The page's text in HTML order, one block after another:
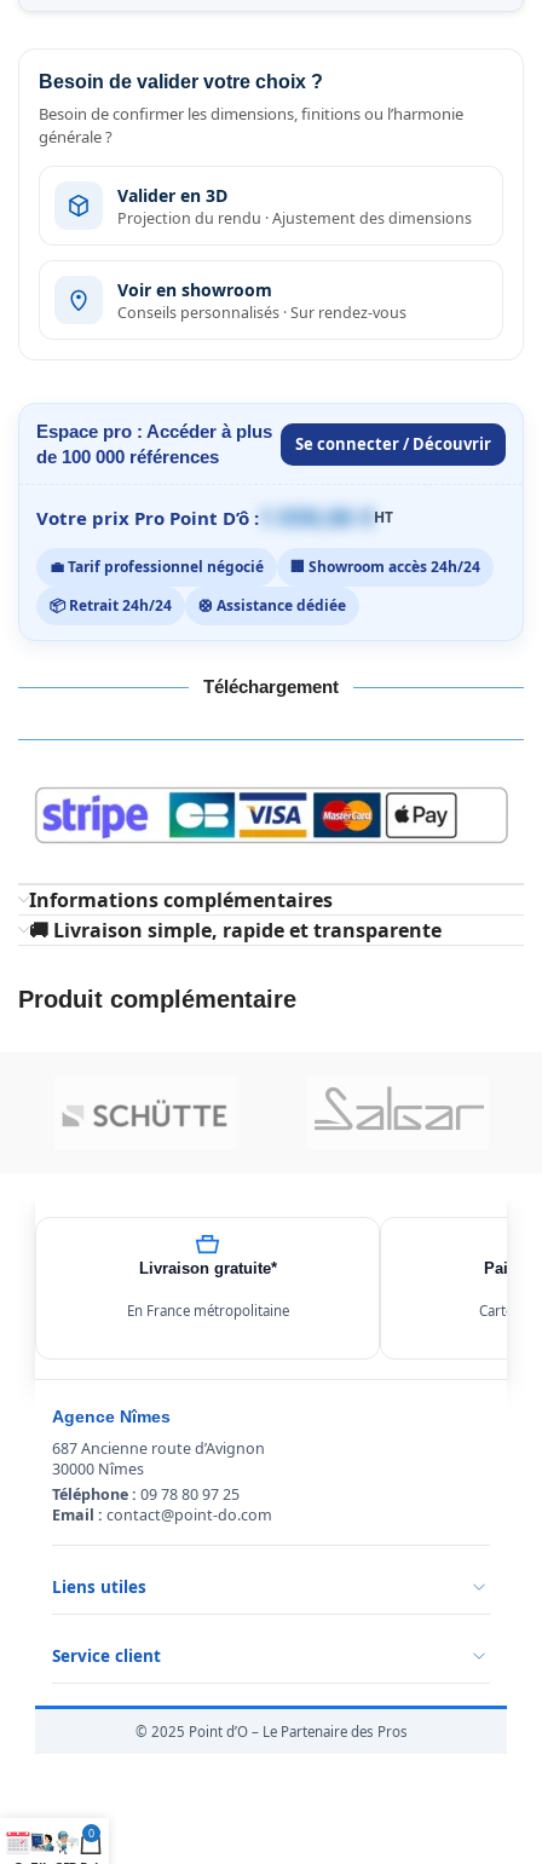
Besoin de valider votre choix ?
Besoin de confirmer les dimensions, finitions ou l’harmonie
générale ?
Valider en 3D
Projection du rendu · Ajustement des dimensions
Voir en showroom
Conseils personnalisés · Sur rendez-vous
Espace pro : Accéder à plus
de 100 000 références
Se connecter / Découvrir
Votre prix Pro Point D’ô : 1 059,00 €HT
💼 Tarif professionnel négocié
🏢 Showroom accès 24h/24
📦 Retrait 24h/24
🛟 Assistance dédiée
Téléchargement
Informations complémentaires
🚚 Livraison simple, rapide et transparente
Produit complémentaire
Livraison gratuite*
En France métropolitaine Carte,
Agence Nîmes
687 Ancienne route d’Avignon
30000 Nîmes
Téléphone : 09 78 80 97 25
Email : contact@point-do.com
Liens utiles
Conditions générales de vente
Mentions légales
Service client
Informations livraison© 2025 Point d’O – Le Partenaire des Pros
0